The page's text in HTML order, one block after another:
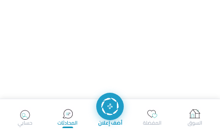
حسابي المحادثات أضف إعلان المفضلة السوق